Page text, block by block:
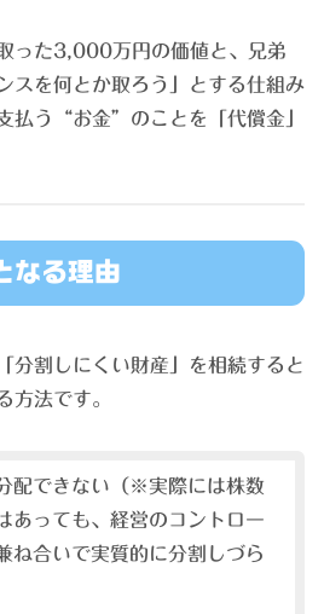
った3,000万円の価値と、兄弟
スを何とか取ろう」とする仕組み
払う“お金”のことを「代償金」
なる理由
分割しにくい財産」を相続すると
方法です。
配できない（※実際には株数
あっても、経営のコントロー
ね合いで実質的に分割しづら